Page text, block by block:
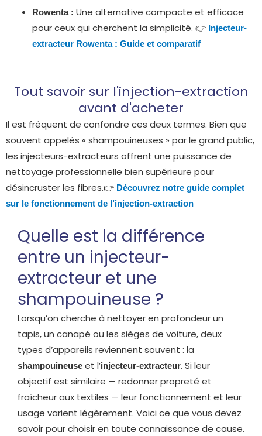
Rowenta : Une alternative compacte et efficace
pour ceux qui cherchent la simplicité. 👉 Injecteur-
extracteur Rowenta : Guide et comparatif
Tout savoir sur l'injection-extraction
avant d'acheter
Il est fréquent de confondre ces deux termes. Bien que
souvent appelés « shampouineuses » par le grand public,
les injecteurs-extracteurs offrent une puissance de
nettoyage professionnelle bien supérieure pour
désincruster les fibres.👉 Découvrez notre guide complet
sur le fonctionnement de l’injection-extraction
Quelle est la différence
entre un injecteur-
extracteur et une
shampouineuse ?
Lorsqu’on cherche à nettoyer en profondeur un
tapis, un canapé ou les sièges de voiture, deux
types d’appareils reviennent souvent : la
shampouineuse et l’injecteur-extracteur. Si leur
objectif est similaire — redonner propreté et
fraîcheur aux textiles — leur fonctionnement et leur
usage varient légèrement. Voici ce que vous devez
savoir pour choisir en toute connaissance de cause.